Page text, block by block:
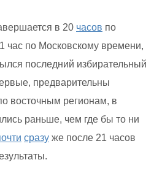
в 20 часов по
час по Московскому времени,
последний избирательный
предварительны
восточным регионам, в
раньше, чем где бы то ни
сразу же после 21 часов